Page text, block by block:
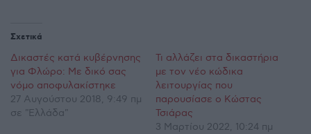
Σχετικά
Δικαστές κατά κυβέρνησης
για Φλώρο: Με δικό σας
νόμο αποφυλακίστηκε
27 Αυγούστου 2018, 9:49 πμ
σε "Ελλάδα"
Τι αλλάζει στα δικαστήρια
με τον νέο κώδικα
λειτουργίας που
παρουσίασε ο Κώστας
Τσιάρας
3 Μαρτίου 2022, 10:24 πμ